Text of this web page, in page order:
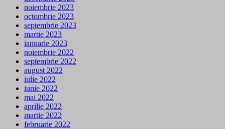
noiembrie 2023
octombrie 2023
septembrie 2023
martie 2023
ianuarie 2023
noiembrie 2022
septembrie 2022
august 2022
iulie 2022
iunie 2022
mai 2022
aprilie 2022
martie 2022
februarie 2022